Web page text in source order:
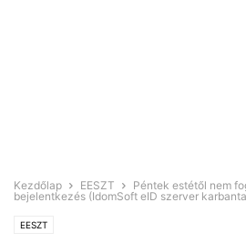
Kezdőlap EESZT
Péntek estétől nem
bejelentkezés (IdomSoft eID szerver
EESZT